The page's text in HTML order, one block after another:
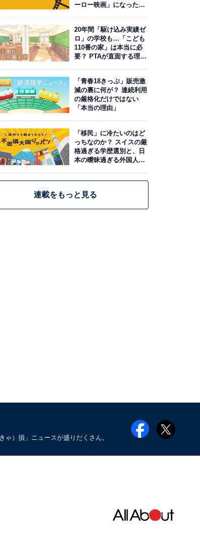
ーロー映画」になった理
20年間「駆け込み実績ゼ
ロ」の学校も…「こども
110番の家」は本当に必
要？ PTAが直面する理想
「青春18きっぷ」販売激
減の裏に何が？ 連続利用
の厳格化だけではない
「本当の理由」
「移民」に冷たいのはど
っちなのか？ スイスの厳
格過ぎる学歴選別と、日
本の曖昧過ぎる外国人政
連載をもっと見る
）損」ニュースが盛りだくさん。